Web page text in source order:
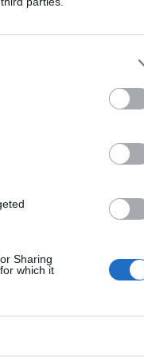
Sharing
which it
με ευθύνη,
χρόνια
ένα μήνα. Σαν
για ένα
μεταξύ Όθωνα και